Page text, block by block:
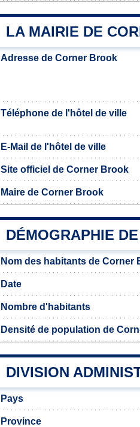
LA MAIRIE DE
Adresse de Corner Brook
Téléphone de l'hôtel de ville
E-Mail de l'hôtel de ville
Site officiel de Corner Brook
Maire de Corner Brook
DÉMOGRAPHIE
Nom des habitants de Corner
Date
Nombre d'habitants
Densité de population de
DIVISION
Pays
Province